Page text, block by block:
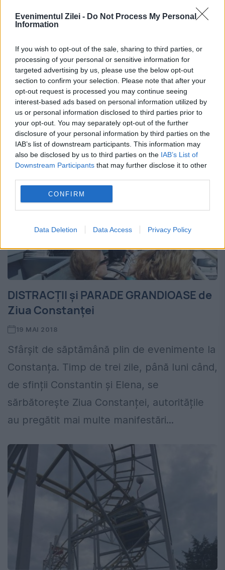
Evenimentul Zilei - Do Not Process My Personal
Information
If you wish to opt-out of the sale, sharing to third parties, or
processing of your personal or sensitive information for
targeted advertising by us, please use the below opt-out
section to confirm your selection. Please note that after your
opt-out request is processed you may continue seeing
interest-based ads based on personal information utilized by
us or personal information disclosed to third parties prior to
your opt-out. You may separately opt-out of the further
disclosure of your personal information by third parties on the
IAB’s list of downstream participants. This information may
also be disclosed by us to third parties on the IAB’s List of
Downstream Participants that may further disclose it to other
CONFIRM
Data Deletion Data Access Privacy Policy
mai mare parc de distracții din Europa!
25.000 de oameni au fost EVACUAȚI.
27 MAI 2018
Un incendiu devastator, care a avut loc în al
doilea cel mai mare parc de distracții din
Europa a provocat rănirea a mai multor
oameni. Sute de pompieri au intervenit...
DISTRACȚII și PARADE GRANDIOASE de
Ziua Constanței
19 MAI 2018
Sfârșit de săptămână plin de evenimente la
Constanța. Timp de trei zile, până luni când,
de sfinții Constantin și Elena, se
sărbătorește Ziua Constanței, autoritățile
au pregătit mai multe manifestări...